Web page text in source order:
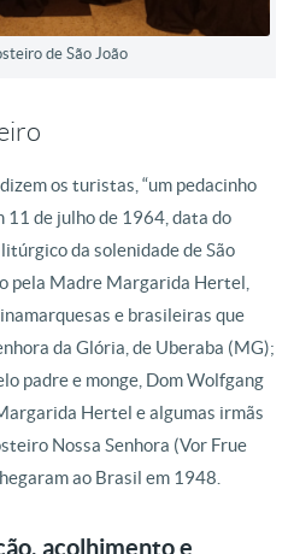
de São João
dizem os turistas, “um pedacinho
11 de julho de 1964, data do
da solenidade de São
pela Madre Margarida Hertel,
e brasileiras que
da Glória, de Uberaba (MG);
padre e monge, Dom Wolfgang
Hertel e algumas irmãs
Nossa Senhora (Vor Frue
ao Brasil em 1948.
acolhimento e